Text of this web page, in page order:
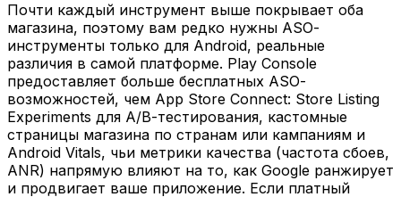
Почти каждый инструмент выше покрывает оба
магазина, поэтому вам редко нужны ASO-
инструменты только для Android, реальные
различия в самой платформе. Play Console
предоставляет больше бесплатных ASO-
возможностей, чем App Store Connect: Store Listing
Experiments для A/B-тестирования, кастомные
страницы магазина по странам или кампаниям и
Android Vitals, чьи метрики качества (частота сбоев,
ANR) напрямую влияют на то, как Google ранжирует
и продвигает ваше приложение. Если платный